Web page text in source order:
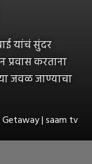
यांचं सुंदर
प्रवास करताना
जवळ जाण्याचा
Getaway | saam tv